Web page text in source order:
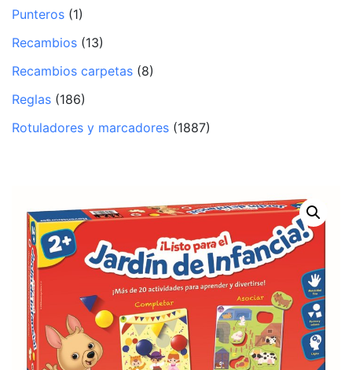
Punteros (1)
Recambios (13)
Recambios carpetas (8)
Reglas (186)
Rotuladores y marcadores (1887)